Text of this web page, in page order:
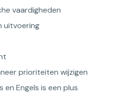
vaardigheden
uitvoering
prioriteiten wijzigen
Engels is een plus